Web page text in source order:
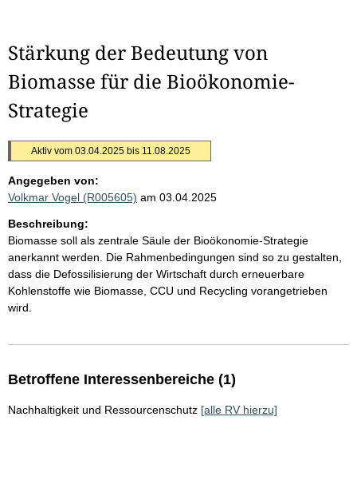
Stärkung der Bedeutung von
Biomasse für die Bioökonomie-
Strategie
Aktiv vom 03.04.2025 bis 11.08.2025
Angegeben von:
Volkmar Vogel (R005605) am 03.04.2025
Beschreibung:
Biomasse soll als zentrale Säule der Bioökonomie-Strategie
anerkannt werden. Die Rahmenbedingungen sind so zu gestalten,
dass die Defossilisierung der Wirtschaft durch erneuerbare
Kohlenstoffe wie Biomasse, CCU und Recycling vorangetrieben
wird.
Betroffene Interessenbereiche (1)
Nachhaltigkeit und Ressourcenschutz [alle RV hierzu]